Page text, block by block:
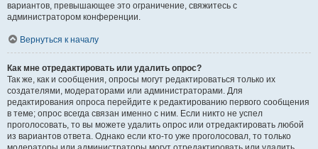
вариантов, превышающее это ограничение, свяжитесь с
администратором конференции.
Вернуться к началу
Как мне отредактировать или удалить опрос?
Так же, как и сообщения, опросы могут редактироваться только их
создателями, модераторами или администраторами. Для
редактирования опроса перейдите к редактированию первого сообщения
в теме; опрос всегда связан именно с ним. Если никто не успел
проголосовать, то вы можете удалить опрос или отредактировать любой
из вариантов ответа. Однако если кто-то уже проголосовал, то только